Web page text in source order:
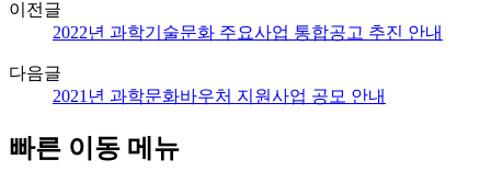
이전글
2022년 과학기술문화 주요사업 통합공고 추진 안내
다음글
2021년 과학문화바우처 지원사업 공모 안내
빠른 이동 메뉴